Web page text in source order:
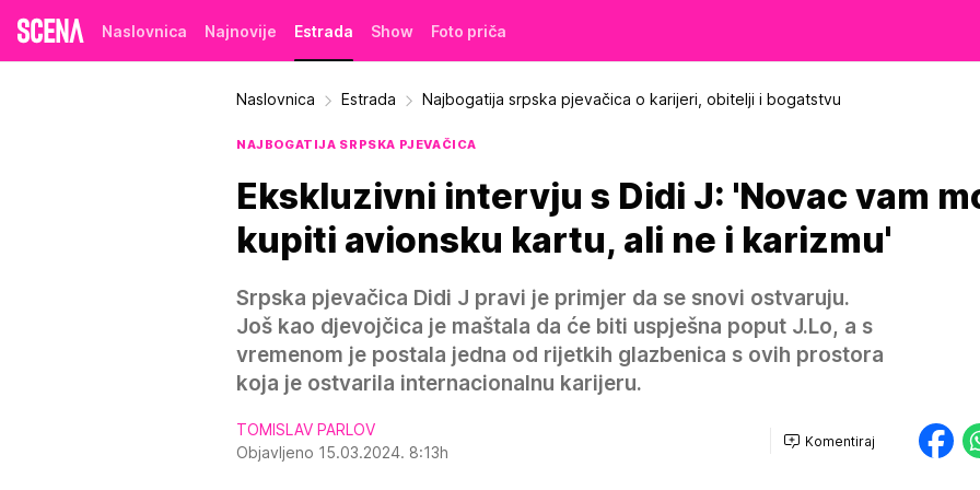
Naslovnica Najnovije Estrada Show Foto priča
Naslovnica Estrada Najbogatija srpska pjevačica o karijeri, obitelji i bogatstvu
NAJBOGATIJA SRPSKA PJEVAČICA
Ekskluzivni intervju s Didi J: 'Novac vam
kupiti avionsku kartu, ali ne i karizmu'
Srpska pjevačica Didi J pravi je primjer da se snovi ostvaruju.
Još kao djevojčica je maštala da će biti uspješna poput J.Lo, a s
vremenom je postala jedna od rijetkih glazbenica s ovih prostora
koja je ostvarila internacionalnu karijeru.
TOMISLAV PARLOV
Objavljeno 15.03.2024. 8:13h
Komentiraj